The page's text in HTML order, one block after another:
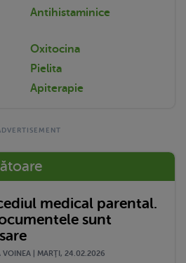
Antihistaminice
Oxitocina
Pielita
Apiterapie
medical parental.
sunt
VOINEA | MARŢI, 24.02.2026